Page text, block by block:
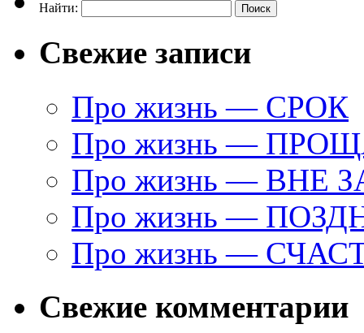
Найти:
Свежие записи
Про жизнь — СРОК
Про жизнь —
Про жизнь — ВНЕ
Про жизнь —
Про жизнь —
Свежие комментарии